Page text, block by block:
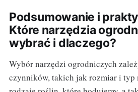
Podsumowanie i
Które narzędzia
wybrać i dlaczego?
Wybór narzędzi ogrodniczych
czynników, takich jak rozmiar i typ